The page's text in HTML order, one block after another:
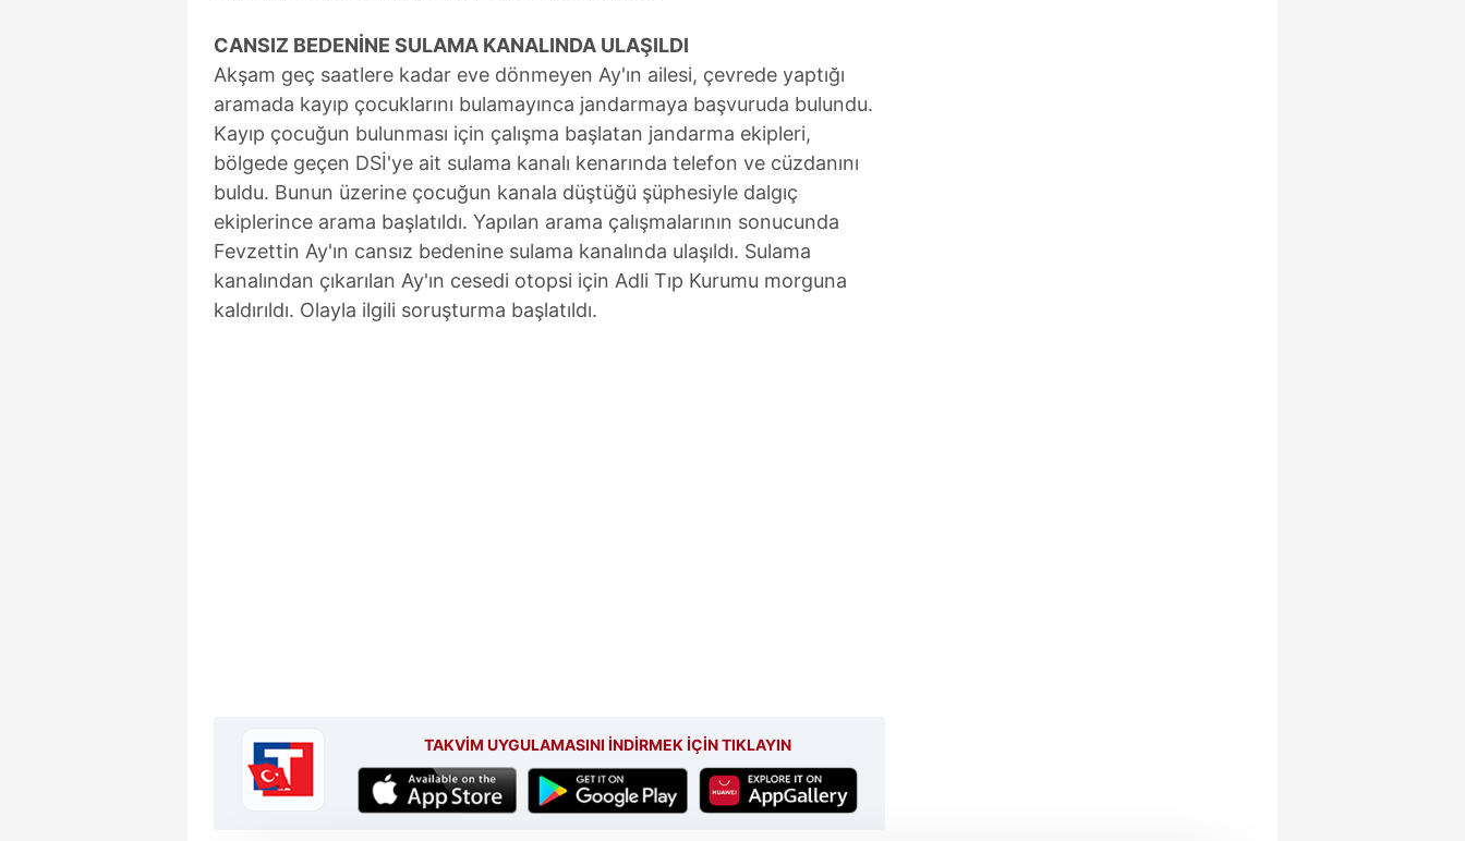
CANSIZ BEDENİNE SULAMA KANALINDA ULAŞILDI
Akşam geç saatlere kadar eve dönmeyen Ay'ın ailesi, çevrede yaptığı
aramada kayıp çocuklarını bulamayınca jandarmaya başvuruda bulundu.
Kayıp çocuğun bulunması için çalışma başlatan jandarma ekipleri,
bölgede geçen DSİ'ye ait sulama kanalı kenarında telefon ve cüzdanını
buldu. Bunun üzerine çocuğun kanala düştüğü şüphesiyle dalgıç
ekiplerince arama başlatıldı. Yapılan arama çalışmalarının sonucunda
Fevzettin Ay'ın cansız bedenine sulama kanalında ulaşıldı. Sulama
kanalından çıkarılan Ay'ın cesedi otopsi için Adli Tıp Kurumu morguna
kaldırıldı. Olayla ilgili soruşturma başlatıldı.
TAKVİM UYGULAMASINI İNDİRMEK İÇİN TIKLAYIN